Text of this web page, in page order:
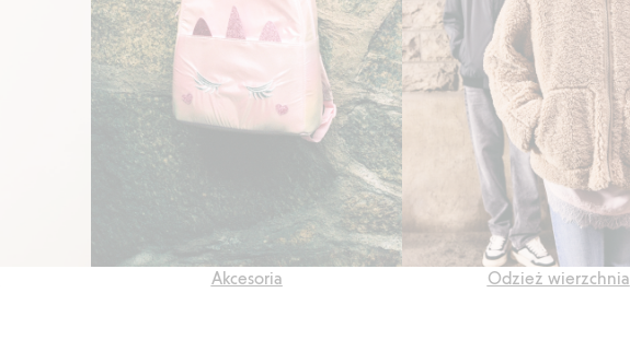
Akcesoria Odzież wierzchnia